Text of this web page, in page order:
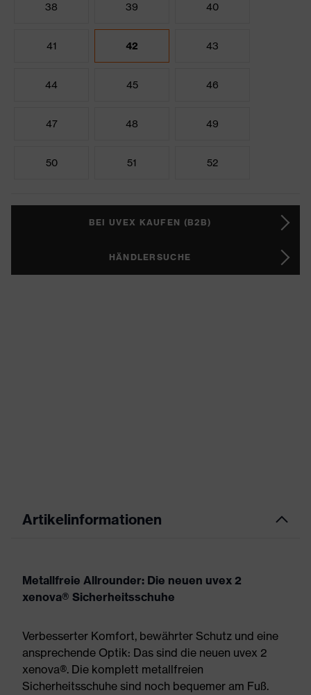
38 39 40
41 42 43
44 45 46
47 48 49
50 51 52
BEI UVEX KAUFEN (B2B)
HÄNDLERSUCHE
Artikelinformationen
Metallfreie Allrounder: Die neuen uvex 2
xenova® Sicherheitsschuhe
Verbesserter Komfort, bewährter Schutz und eine
ansprechende Optik: Das sind die neuen uvex 2
xenova®. Die komplett metallfreien
Sicherheitsschuhe sind noch bequemer am Fuß.